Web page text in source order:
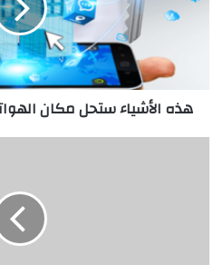
الهواتف
المستقبل
هذه الأشياء ستحل مكان